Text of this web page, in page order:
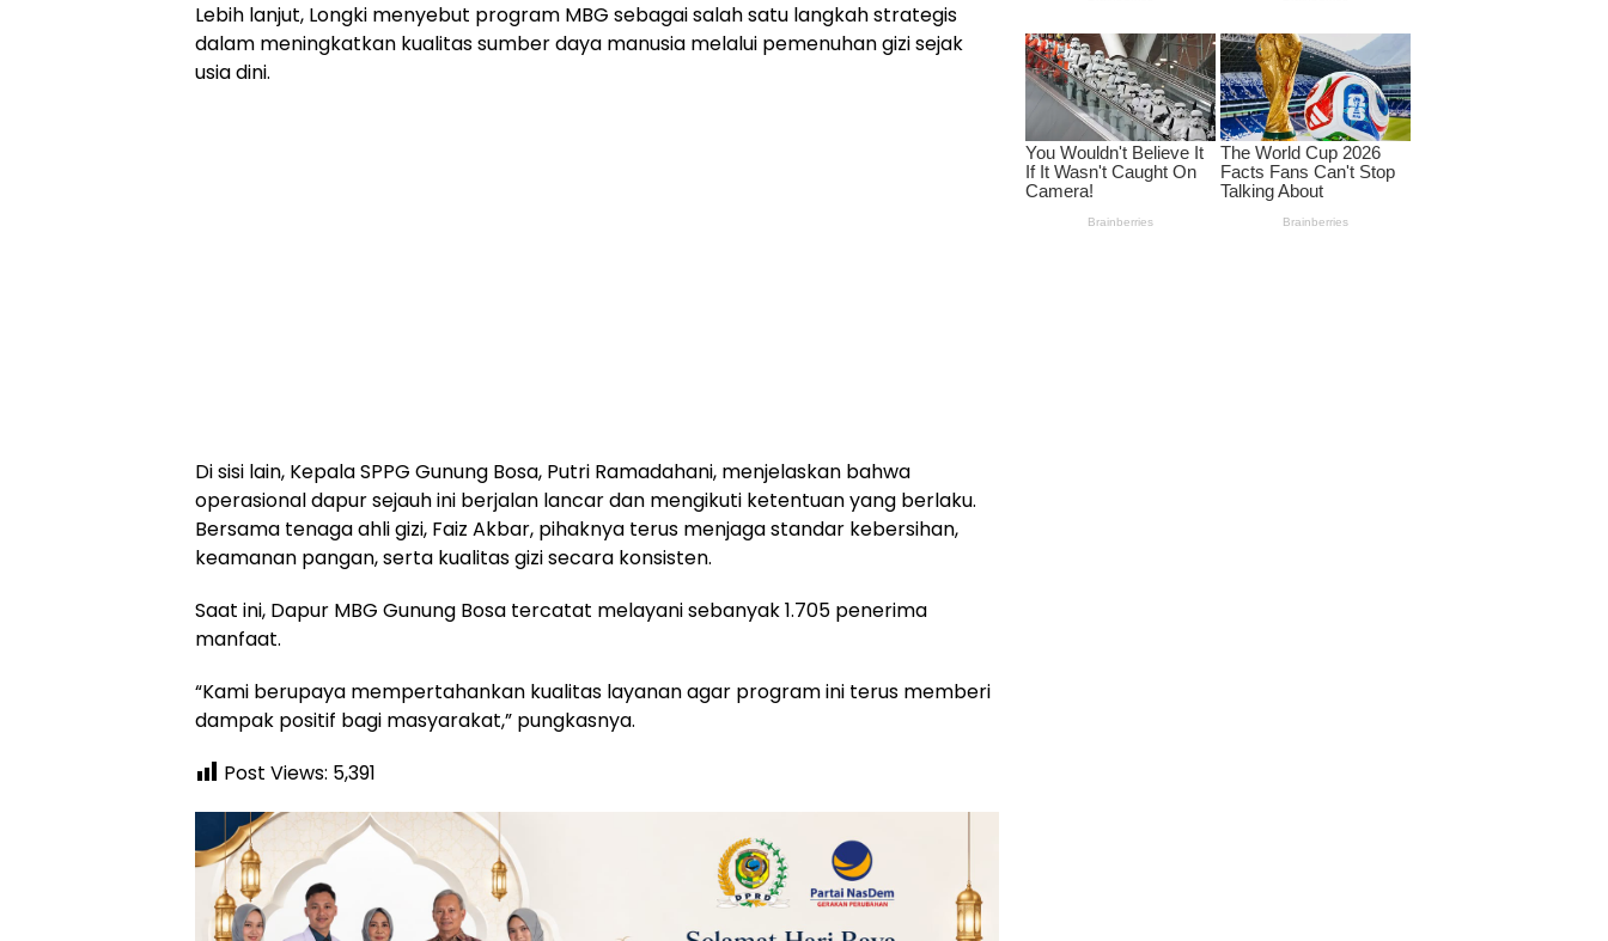
Lebih lanjut, Longki menyebut program MBG sebagai salah satu langkah strategis
dalam meningkatkan kualitas sumber daya manusia melalui pemenuhan gizi sejak
usia dini.
Di sisi lain, Kepala SPPG Gunung Bosa, Putri Ramadahani, menjelaskan bahwa
operasional dapur sejauh ini berjalan lancar dan mengikuti ketentuan yang berlaku.
Bersama tenaga ahli gizi, Faiz Akbar, pihaknya terus menjaga standar kebersihan,
keamanan pangan, serta kualitas gizi secara konsisten.
Saat ini, Dapur MBG Gunung Bosa tercatat melayani sebanyak 1.705 penerima
manfaat.
“Kami berupaya mempertahankan kualitas layanan agar program ini terus memberi
dampak positif bagi masyarakat,” pungkasnya.
Post Views: 5,391